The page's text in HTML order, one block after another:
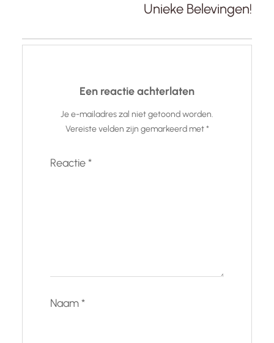
Unieke Belevingen!
Een reactie achterlaten
Je e-mailadres zal niet getoond worden.
Vereiste velden zijn gemarkeerd met*
Reactie*
Naam*